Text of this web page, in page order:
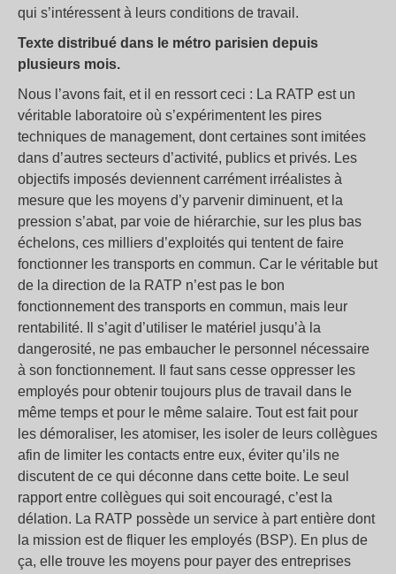
qui s’intéressent à leurs conditions de travail.
Texte distribué dans le métro parisien depuis
plusieurs mois.
Nous l’avons fait, et il en ressort ceci : La RATP est un
véritable laboratoire où s’expérimentent les pires
techniques de management, dont certaines sont imitées
dans d’autres secteurs d’activité, publics et privés. Les
objectifs imposés deviennent carrément irréalistes à
mesure que les moyens d’y parvenir diminuent, et la
pression s’abat, par voie de hiérarchie, sur les plus bas
échelons, ces milliers d’exploités qui tentent de faire
fonctionner les transports en commun. Car le véritable but
de la direction de la RATP n’est pas le bon
fonctionnement des transports en commun, mais leur
rentabilité. Il s’agit d’utiliser le matériel jusqu’à la
dangerosité, ne pas embaucher le personnel nécessaire
à son fonctionnement. Il faut sans cesse oppresser les
employés pour obtenir toujours plus de travail dans le
même temps et pour le même salaire. Tout est fait pour
les démoraliser, les atomiser, les isoler de leurs collègues
afin de limiter les contacts entre eux, éviter qu’ils ne
discutent de ce qui déconne dans cette boite. Le seul
rapport entre collègues qui soit encouragé, c’est la
délation. La RATP possède un service à part entière dont
la mission est de fliquer les employés (BSP). En plus de
ça, elle trouve les moyens pour payer des entreprises